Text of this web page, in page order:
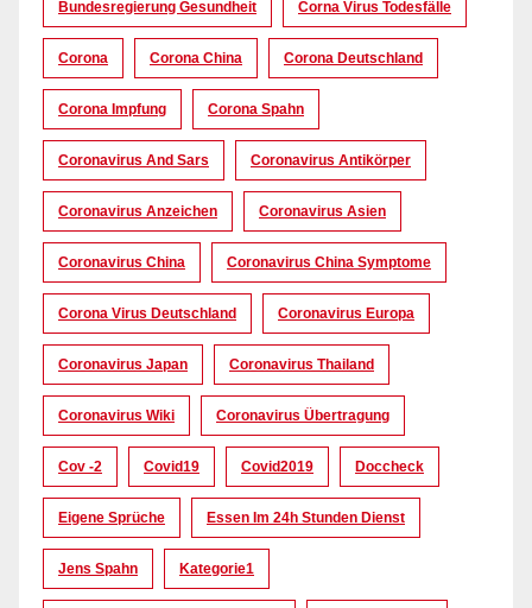
Bundesregierung Gesundheit Corna Virus Todesfälle
Corona Corona China Corona Deutschland
Corona Impfung Corona Spahn
Coronavirus And Sars Coronavirus Antikörper
Coronavirus Anzeichen Coronavirus Asien
Coronavirus China Coronavirus China Symptome
Corona Virus Deutschland Coronavirus Europa
Coronavirus Japan Coronavirus Thailand
Coronavirus Wiki Coronavirus Übertragung
Cov -2 Covid19 Covid2019 Doccheck
Eigene Sprüche Essen Im 24h Stunden Dienst
Jens Spahn Kategorie1